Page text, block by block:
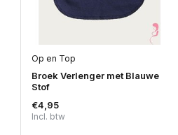
Op en Top
Broek Verlenger met Blauwe
Stof
€4,95
Incl. btw